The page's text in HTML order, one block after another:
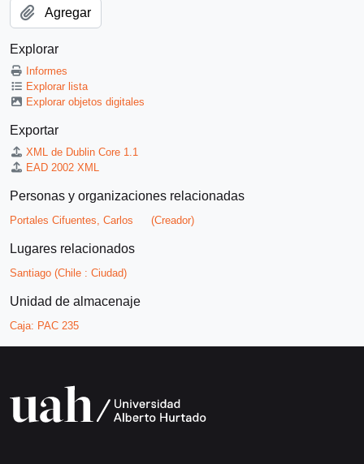
Agregar
Explorar
Informes
Explorar lista
Explorar objetos digitales
Exportar
XML de Dublin Core 1.1
EAD 2002 XML
Personas y organizaciones relacionadas
Portales Cifuentes, Carlos (Creador)
Lugares relacionados
Santiago (Chile : Ciudad)
Unidad de almacenaje
Caja: PAC 235